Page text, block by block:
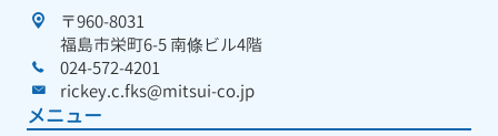
〒960-8031
福島市栄町6-5 南條ビル4階
024-572-4201
rickey.c.fks@mitsui-co.jp
メニュー